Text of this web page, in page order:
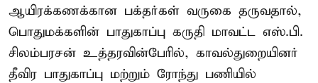
ஆயிரக்கணக்கான பக்தர்கள் வருகை தருவதால்,
பொதுமக்களின் பாதுகாப்பு கருதி மாவட்ட எஸ்.பி.
சிலம்பரசன் உத்தரவின்பேரில், காவல்துறையினர்
தீவிர பாதுகாப்பு மற்றும் ரோந்து பணியில்